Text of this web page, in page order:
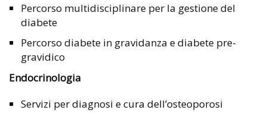
Percorso multidisciplinare per la gestione del
diabete
Percorso diabete in gravidanza e diabete pre-
gravidico
Endocrinologia
Servizi per diagnosi e cura dell’osteoporosi